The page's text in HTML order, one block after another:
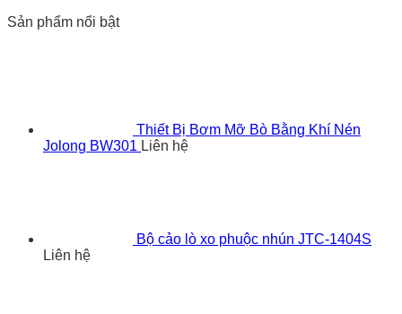
Sản phẩm nổi bật
Thiết Bị Bơm Mỡ Bò Bằng Khí Nén
Jolong BW301 Liên hệ
Bộ cảo lò xo phuộc nhún JTC-1404S
Liên hệ